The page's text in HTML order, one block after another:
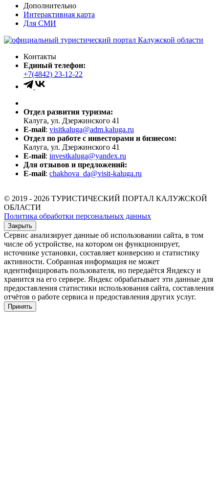
Дополнительно
Интерактивная карта
Для СМИ
Контакты
Единый телефон:
+7(4842) 23-12-22
Отдел развития туризма:
Калуга, ул. Дзержинского 41
E-mail: visitkaluga@adm.kaluga.ru
Отдел по работе с инвесторами и бизнесом:
Калуга, ул. Дзержинского 41
E-mail: investkaluga@yandex.ru
Для отзывов и предложений:
E-mail: chakhova_da@visit-kaluga.ru
© 2019 - 2026 ТУРИСТИЧЕСКИЙ ПОРТАЛ КАЛУЖСКОЙ
ОБЛАСТИ
Политика обработки персональных данных
Закрыть
Сервис анализирует данные об использовании сайта, в том
числе об устройстве, на котором он функционирует,
источнике установки, составляет конверсию и статистику
активности. Собранная информация не может
идентифицировать пользователя, но передаётся Яндексу и
хранится на его сервере. Яндекс обрабатывает эти данные для
предоставления статистики использования сайта, составления
отчётов о работе сервиса и предоставления других услуг.
Принять